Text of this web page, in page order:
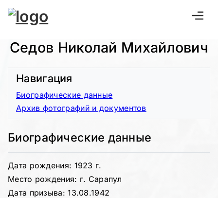
Седов Николай Михайлович
Биографические данные
Дата рождения: 1923 г.
Место рождения: г. Сарапул
Дата призыва: 13.08.1942
Навигация
Биографические данные
Архив фотографий и документов